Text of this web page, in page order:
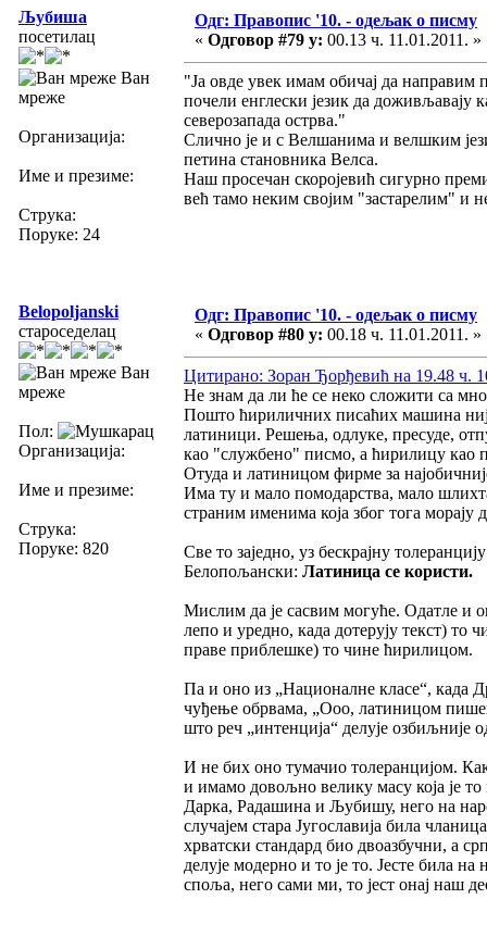
Љубиша
посетилац
Ван
мреже
Организација:
Име и презиме:
Струка:
Поруке: 24
Одг: Правопис '10. - одељак о писму
« Одговор #79 у: 00.13 ч. 11.01.2011. »
"Ја овде увек имам обичај да
почели енглески језик да доживљавају
северозапада острва."
Слично је и с Велшанима и велшким
петина становника Велса.
Наш просечан скоројевић сигурно
већ тамо неким својим "застарелим" и
Belopoljanski
староседелац
Ван
мреже
Пол:
Организација:
Име и презиме:
Струка:
Поруке: 820
Одг: Правопис '10. - одељак о писму
« Одговор #80 у: 00.18 ч. 11.01.2011. »
Цитирано: Зоран Ђорђевић на 19.48 ч.
Не знам да ли ће се неко сложити са
Пошто ћириличних писаћих машина
латиници. Решења, одлуке, пресуде,
као "службено" писмо, а ћирилицу као
Отуда и латиницом фирме за
Има ту и мало помодарства, мало
страним именима која због тога
Све то заједно, уз бескрајну
Белопољански: Латиница се користи.
Мислим да је сасвим могуће. Одатле и
лепо и уредно, када дотерују текст) то
праве приблешке) то чине ћирилицом.
Па и оно из „Националне класе“, када
чуђење обрвама, „Ооо, латиницом
што реч „интенција“ делује озбиљније
И не бих оно тумачио толеранцијом.
и имамо довољно велику масу која је
Дарка, Радашина и Љубишу, него на
случајем стара Југославија била
хрватски стандард био двоазбучни, а
делује модерно и то је то. Јесте била
споља, него сами ми, то јест онај наш